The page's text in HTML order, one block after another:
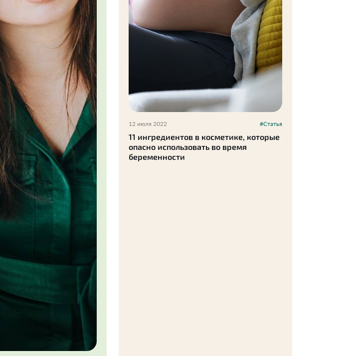
12 июля 2022 #Статья
11 ингредиентов в косметике, которые
опасно использовать во время
беременности